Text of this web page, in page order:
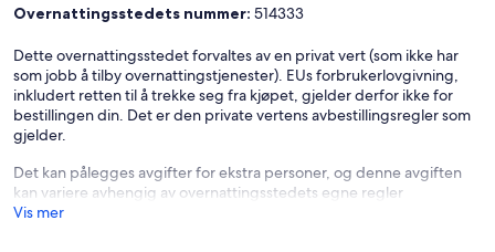
Overnattingsstedets nummer: 514333
Dette overnattingsstedet forvaltes av en privat vert (som ikke har
som jobb å tilby overnattingstjenester). EUs forbrukerlovgivning,
inkludert retten til å trekke seg fra kjøpet, gjelder derfor ikke for
bestillingen din. Det er den private vertens avbestillingsregler som
gjelder.
Det kan pålegges avgifter for ekstra personer, og denne avgiften
kan variere avhengig av overnattingsstedets egne regler
Vis mer